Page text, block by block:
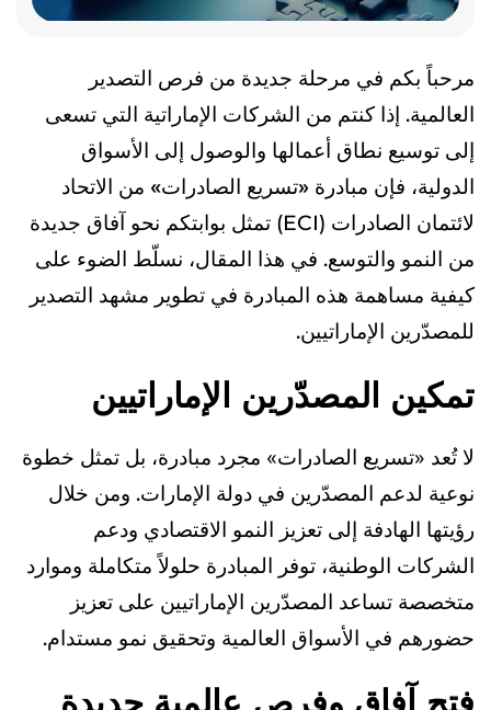
مرحباً بكم في مرحلة جديدة من فرص التصدير
العالمية. إذا كنتم من الشركات الإماراتية التي تسعى
إلى توسيع نطاق أعمالها والوصول إلى الأسواق
الدولية، فإن مبادرة «تسريع الصادرات» من الاتحاد
لائتمان الصادرات (ECI) تمثل بوابتكم نحو آفاق جديدة
من النمو والتوسع. في هذا المقال، نسلّط الضوء على
كيفية مساهمة هذه المبادرة في تطوير مشهد التصدير
للمصدّرين الإماراتيين.
تمكين المصدّرين الإماراتيين
لا تُعد «تسريع الصادرات» مجرد مبادرة، بل تمثل خطوة
نوعية لدعم المصدّرين في دولة الإمارات. ومن خلال
رؤيتها الهادفة إلى تعزيز النمو الاقتصادي ودعم
الشركات الوطنية، توفر المبادرة حلولاً متكاملة وموارد
متخصصة تساعد المصدّرين الإماراتيين على تعزيز
حضورهم في الأسواق العالمية وتحقيق نمو مستدام.